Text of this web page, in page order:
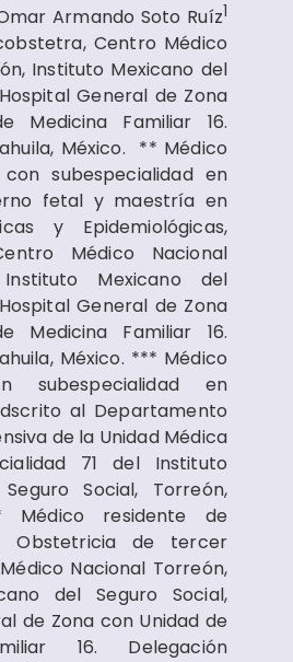
Armando Soto Ruíz1
Centro Médico
Instituto Mexicano del
General de Zona
Medicina Familiar 16.
México. ** Médico
subespecialidad en
fetal y maestría en
y Epidemiológicas,
Médico Nacional
Mexicano del
General de Zona
Medicina Familiar 16.
México. *** Médico
subespecialidad en
al Departamento
de la Unidad Médica
71 del Instituto
Social, Torreón,
Médico residente de
Obstetricia de tercer
Nacional Torreón,
del Seguro Social,
de Zona con Unidad de
16. Delegación